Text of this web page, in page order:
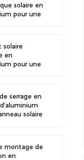
solaire en
pour une
solaire
en
pour une
serrage en
solaire
montage de
en